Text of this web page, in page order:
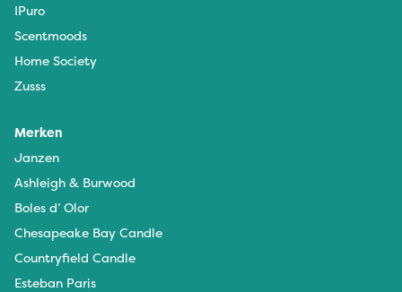
IPuro
Scentmoods
Home Society
Zusss
Merken
Janzen
Ashleigh & Burwood
Boles d’ Olor
Chesapeake Bay Candle
Countryfield Candle
Esteban Paris